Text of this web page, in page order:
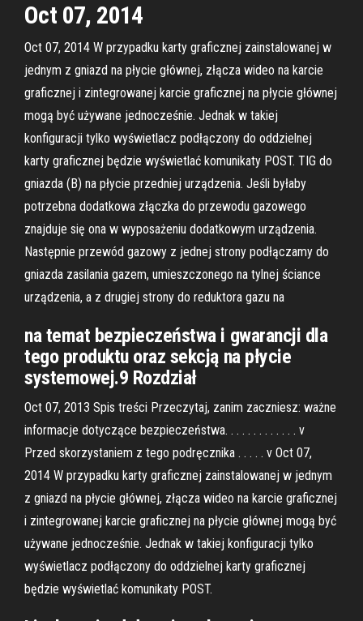
Oct 07, 2014
Oct 07, 2014 W przypadku karty graficznej zainstalowanej w
jednym z gniazd na płycie głównej, złącza wideo na karcie
graficznej i zintegrowanej karcie graficznej na płycie głównej
mogą być używane jednocześnie. Jednak w takiej
konfiguracji tylko wyświetlacz podłączony do oddzielnej
karty graficznej będzie wyświetlać komunikaty POST. TIG do
gniazda (B) na płycie przedniej urządzenia. Jeśli byłaby
potrzebna dodatkowa złączka do przewodu gazowego
znajduje się ona w wyposażeniu dodatkowym urządzenia.
Następnie przewód gazowy z jednej strony podłączamy do
gniazda zasilania gazem, umieszczonego na tylnej ściance
urządzenia, a z drugiej strony do reduktora gazu na
na temat bezpieczeństwa i gwarancji dla
tego produktu oraz sekcją na płycie
systemowej.9 Rozdział
Oct 07, 2013 Spis treści Przeczytaj, zanim zaczniesz: ważne
informacje dotyczące bezpieczeństwa. . . . . . . . . . . . . v
Przed skorzystaniem z tego podręcznika . . . . . v Oct 07,
2014 W przypadku karty graficznej zainstalowanej w jednym
z gniazd na płycie głównej, złącza wideo na karcie graficznej
i zintegrowanej karcie graficznej na płycie głównej mogą być
używane jednocześnie. Jednak w takiej konfiguracji tylko
wyświetlacz podłączony do oddzielnej karty graficznej
będzie wyświetlać komunikaty POST.